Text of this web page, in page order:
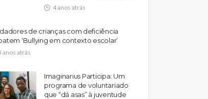
4 anos atrás
de crianças com deficiência
‘Bullying em contexto escolar’
anos atrás
Imaginarius Participa: Um
programa de voluntariado
que “dá asas” à juventude